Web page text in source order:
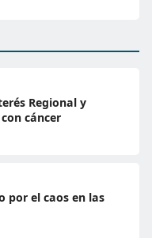
Regional y
cáncer
por el caos en las